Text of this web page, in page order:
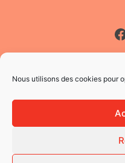
Nous utilisons des cookies pour
© 2026